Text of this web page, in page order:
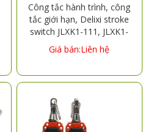
Công tắc hành trình, công
tắc giới hạn, Delixi stroke
switch JLXK1-111, JLXK1-
211, JLXK1-311, JLXK1-411,
JLXK1-511
Giá bán:Liên hệ